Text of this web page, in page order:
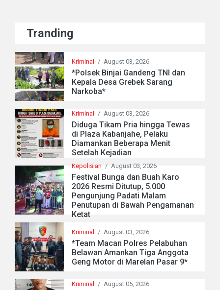
Tranding
Kriminal / August 03, 2026
*Polsek Binjai Gandeng TNI dan
Kepala Desa Grebek Sarang
Narkoba*
Kriminal / August 03, 2026
Diduga Tikam Pria hingga Tewas
di Plaza Kabanjahe, Pelaku
Diamankan Beberapa Menit
Setelah Kejadian
Kepolisian / August 03, 2026
Festival Bunga dan Buah Karo
2026 Resmi Ditutup, 5.000
Pengunjung Padati Malam
Penutupan di Bawah Pengamanan
Ketat
Kriminal / August 03, 2026
*Team Macan Polres Pelabuhan
Belawan Amankan Tiga Anggota
Geng Motor di Marelan Pasar 9*
Kriminal / August 05, 2026